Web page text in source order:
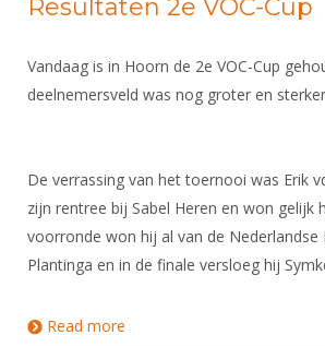
Resultaten 2e VOC-Cup
Vandaag is in Hoorn de 2e VOC-Cup
deelnemersveld was nog groter en
De verrassing van het toernooi was Erik
zijn rentree bij Sabel Heren en won gelijk
voorronde won hij al van de Nederlandse
Plantinga en in de finale versloeg hij
Read more